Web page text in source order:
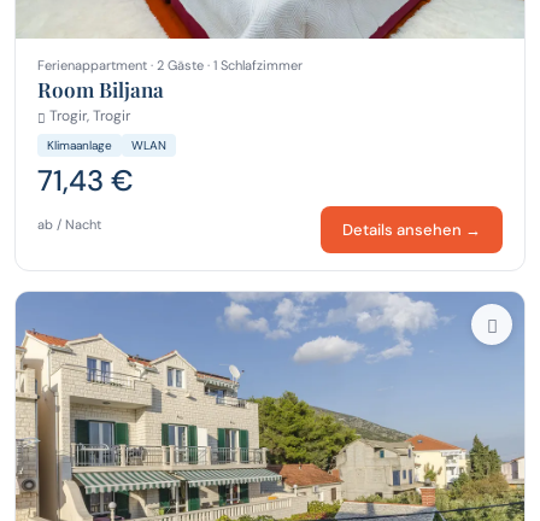
Ferienappartment · 2 Gäste · 1 Schlafzimmer
Room Biljana
Trogir, Trogir
Klimaanlage WLAN
71,43 €
ab / Nacht Details ansehen →